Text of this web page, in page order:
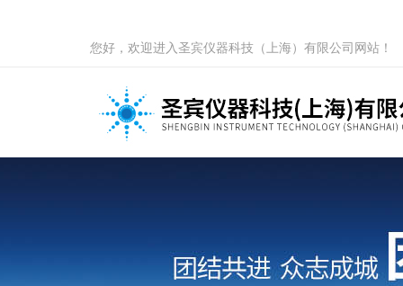
您好，欢迎进入圣宾仪器科技（上海）有限公司网站！